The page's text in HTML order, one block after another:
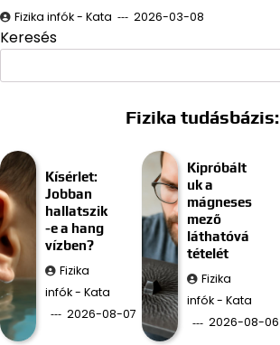
Fizika infók - Kata 2026-03-08
Keresés
Fizika tudásbázis:
Kísérlet:
Jobban
hallatszik
-e a hang
vízben?
Fizika
infók - Kata
2026-08-07
Kipróbált
uk a
mágneses
mező
láthatóvá
tételét
Fizika
infók - Kata
2026-08-06